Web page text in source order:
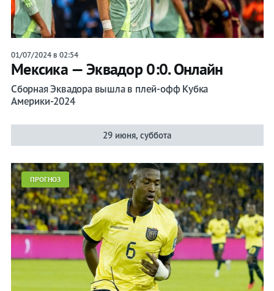
01/07/2024 в 02:54
Мексика — Эквадор 0:0. Онлайн
Сборная Эквадора вышла в плей-офф Кубка
Америки-2024
29 июня, суббота
ПРОГНОЗ